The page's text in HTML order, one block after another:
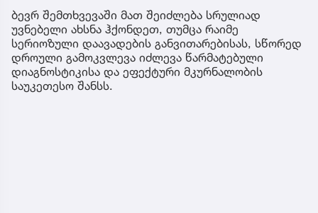
ბევრ შემთხვევაში მათ შეიძლება სრულიად
უვნებელი ახსნა ჰქონდეთ, თუმცა რაიმე
სერიოზული დაავადების განვითარებისას, სწორედ
დროული გამოკვლევა იძლევა წარმატებული
დიაგნოსტიკისა და ეფექტური მკურნალობის
საუკეთესო შანსს.